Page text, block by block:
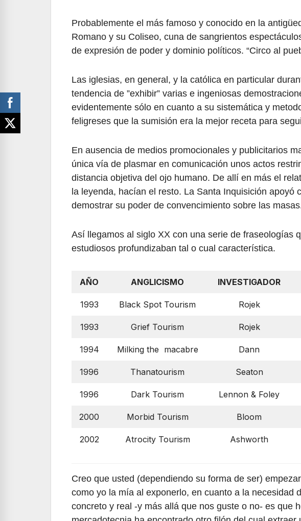
Probablemente el más famoso y conocido en la
Romano y su Coliseo, cuna de sangrientos
de expresión de poder y dominio políticos. “Circo al
Las iglesias, en general, y la católica en particular
tendencia de ”exhibir” varias e ingeniosas
evidentemente sólo en cuanto a su sistemática y
feligreses que la sumisión era la mejor receta para
En ausencia de medios promocionales y publicitarios
única vía de plasmar en comunicación unos actos
distancia objetiva del ojo humano. De allí en más el
la leyenda, hacían el resto. La Santa Inquisición apoyó
demostrar su poder de convencimiento sobre las
Así llegamos al siglo XX con una serie de fraseologías
estudiosos profundizaban tal o cual característica.
AÑO ANGLICISMO INVESTIGADOR
1993 Black Spot Tourism Rojek
1993 Grief Tourism Rojek
1994 Milking the macabre Dann
1996 Thanatourism Seaton
1996 Dark Tourism Lennon & Foley
2000 Morbid Tourism Bloom
2002 Atrocity Tourism Ashworth
Creo que usted (dependiendo su forma de ser)
como yo la mía al exponerlo, en cuanto a la necesidad
concreto y real -y más allá que nos guste o no- es que